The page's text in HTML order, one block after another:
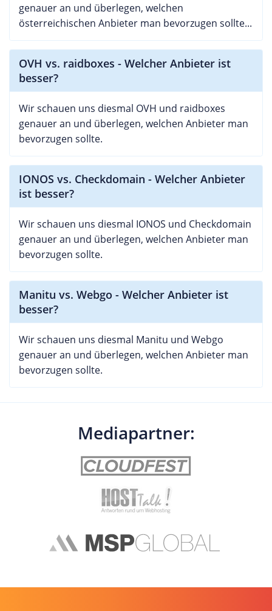
genauer an und überlegen, welchen
österreichischen Anbieter man bevorzugen sollte...
OVH vs. raidboxes - Welcher Anbieter ist
besser?
Wir schauen uns diesmal OVH und raidboxes
genauer an und überlegen, welchen Anbieter man
bevorzugen sollte.
IONOS vs. Checkdomain - Welcher Anbieter
ist besser?
Wir schauen uns diesmal IONOS und Checkdomain
genauer an und überlegen, welchen Anbieter man
bevorzugen sollte.
Manitu vs. Webgo - Welcher Anbieter ist
besser?
Wir schauen uns diesmal Manitu und Webgo
genauer an und überlegen, welchen Anbieter man
bevorzugen sollte.
Mediapartner: